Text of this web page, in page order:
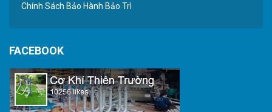
Chính Sách Bảo Hành Bảo Trì
FACEBOOK